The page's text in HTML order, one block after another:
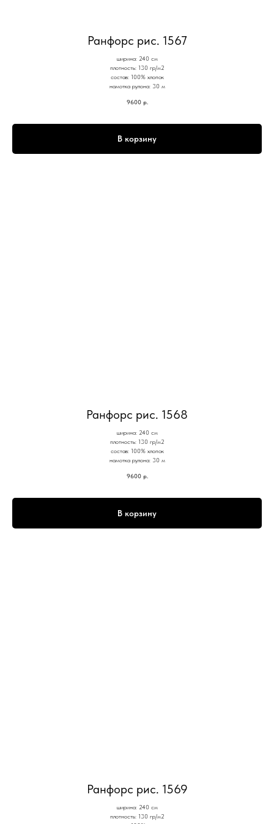
Ранфорс рис. 1567
ширина: 240 см
плотность: 130 гр/м2
состав: 100% хлопок
намотка рулона: 30 м
9600 р.
В корзину
Ранфорс рис. 1568
ширина: 240 см
плотность: 130 гр/м2
состав: 100% хлопок
намотка рулона: 30 м
9600 р.
В корзину
Ранфорс рис. 1569
ширина: 240 см
плотность: 130 гр/м2